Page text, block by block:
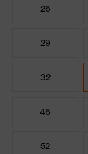
26
29
32
46
52